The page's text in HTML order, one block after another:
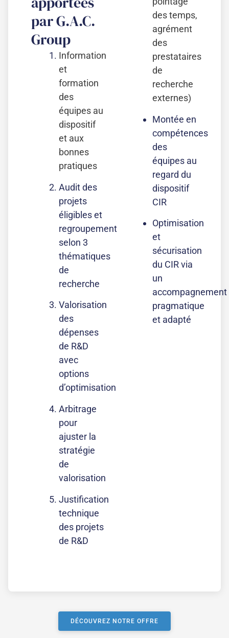
par G.A.C.
Group
Information
et
formation
des
équipes au
dispositif
et aux
bonnes
pratiques
Audit des
projets
éligibles et
regroupement
selon 3
thématiques
de
recherche
Valorisation
des
dépenses
de R&D
avec
options
d’optimisation
Arbitrage
pour
ajuster la
stratégie
de
valorisation
Justification
technique
des projets
de R&D
des temps,
agrément
des
prestataires
de
recherche
externes)
Montée en
compétences
des
équipes au
regard du
dispositif
CIR
Optimisation
et
sécurisation
du CIR via
un
accompagnement
pragmatique
et adapté
DÉCOUVREZ NOTRE OFFRE